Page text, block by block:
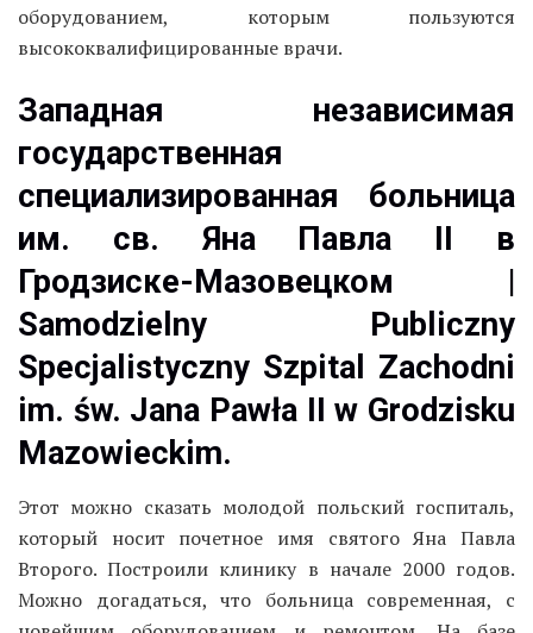
оборудованием, которым пользуются
высококвалифицированные врачи.
Западная независимая
государственная
специализированная больница
им. св. Яна Павла II в
Гродзиске-Мазовецком |
Samodzielny Publiczny
Specjalistyczny Szpital Zachodni
im. św. Jana Pawła II w Grodzisku
Mazowieckim.
Этот можно сказать молодой польский госпиталь,
который носит почетное имя святого Яна Павла
Второго. Построили клинику в начале 2000 годов.
Можно догадаться, что больница современная, с